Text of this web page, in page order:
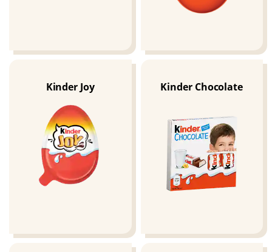
Kinder Joy Kinder Chocolate